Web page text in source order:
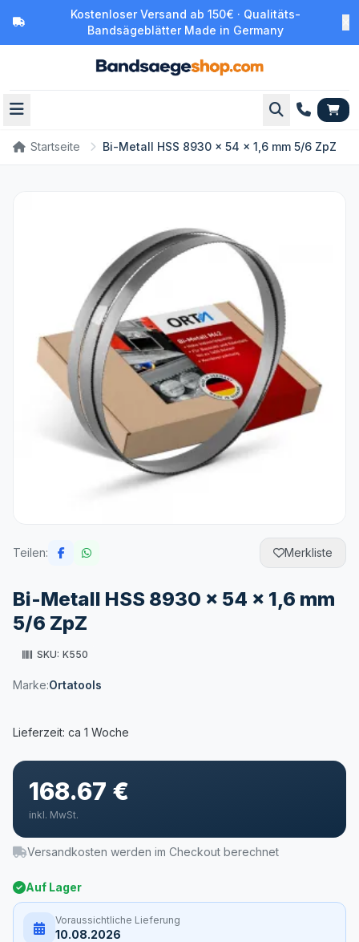
Kostenloser Versand ab 150€ · Qualitäts-
Bandsägeblätter Made in Germany
Startseite Bi-Metall HSS 8930 x 54 x 1,6 mm 5/6 ZpZ
Teilen: Merkliste
Bi-Metall HSS 8930 x 54 x 1,6 mm
5/6 ZpZ
SKU: K550
Marke:Ortatools
168.67 €
inkl. MwSt.
Versandkosten werden im Checkout berechnet
Auf Lager
Voraussichtliche Lieferung
10.08.2026